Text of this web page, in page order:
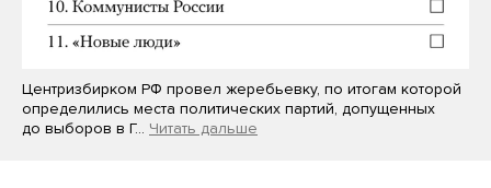
Центризбирком РФ провел жеребьевку, по итогам которой
определились места политических партий, допущенных
до выборов в Г… Читать дальше